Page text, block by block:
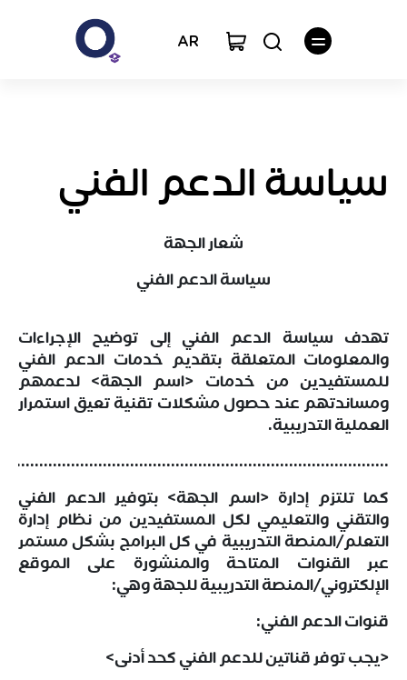
AR
سياسة الدعم الفني
شعار الجهة
سياسة الدعم الفني
تهدف سياسة الدعم الفني إلى توضيح الإجراءات
والمعلومات المتعلقة بتقديم خدمات الدعم الفني
للمستفيدين من خدمات <اسم الجهة> لدعمهم
ومساندتهم عند حصول مشكلات تقنية تعيق استمرار
العملية التدريبية.
كما تلتزم إدارة <اسم الجهة> بتوفير الدعم الفني
والتقني والتعليمي لكل المستفيدين من نظام إدارة
التعلم/المنصة التدريبية في كل البرامج بشكل مستمر
عبر القنوات المتاحة والمنشورة على الموقع
الإلكتروني/المنصة التدريبية للجهة وهي:
قنوات الدعم الفني:
<يجب توفر قناتين للدعم الفني كحد أدنى>